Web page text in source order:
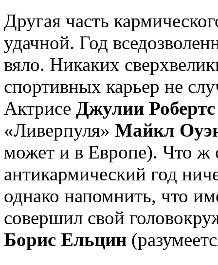
Другая часть
удачной. Год
вяло. Никаких
спортивных карьер не
Актрисе Джулии Робертс
«Ливерпуля» Майкл
может и в Европе). Что ж
антикармический год
однако напомнить, что
совершил свой
Борис Ельцин